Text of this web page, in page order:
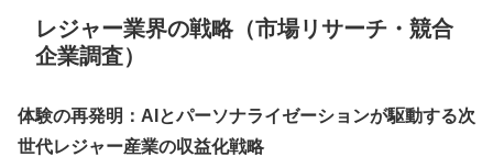
レジャー業界の戦略（市場リサーチ・競合
企業調査）
体験の再発明：AIとパーソナライゼーションが駆動する次
世代レジャー産業の収益化戦略